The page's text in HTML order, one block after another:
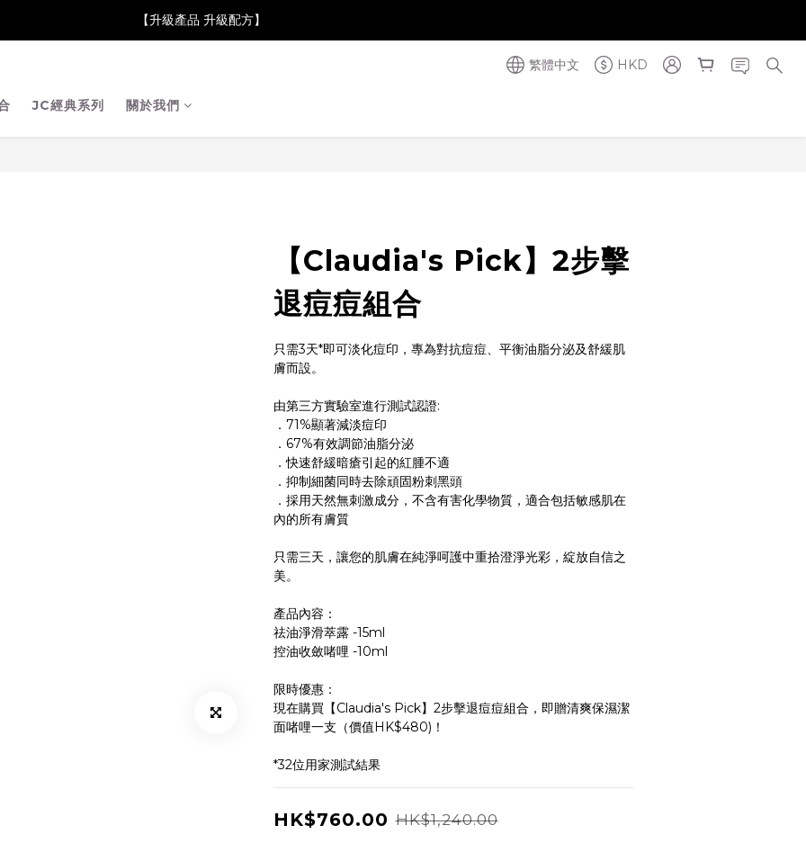
康膚薈在iida Award Milan 2024 Professional Award 勇奪金獎】
【升級產品 升級配方】
繁體中文 HKD
JC經典系列 關於我們
【Claudia's Pick】2步擊
退痘痘組合
只需3天*即可淡化痘印，專為對抗痘痘、平衡油脂分泌及舒緩肌
膚而設。
由第三方實驗室進行測試認證:
．71%顯著減淡痘印
．67%有效調節油脂分泌
．快速舒緩暗瘡引起的紅腫不適
．抑制細菌同時去除頑固粉刺黑頭
．採用天然無刺激成分，不含有害化學物質，適合包括敏感肌在
內的所有膚質
只需三天，讓您的肌膚在純淨呵護中重拾澄淨光彩，綻放自信之
美。
產品內容：
祛油淨滑萃露 -15ml
控油收斂啫哩 -10ml
限時優惠：
現在購買【Claudia's Pick】2步擊退痘痘組合，即贈清爽保濕潔
面啫哩一支（價值HK$480)！
*32位用家測試結果
HK$760.00 HK$1,240.00